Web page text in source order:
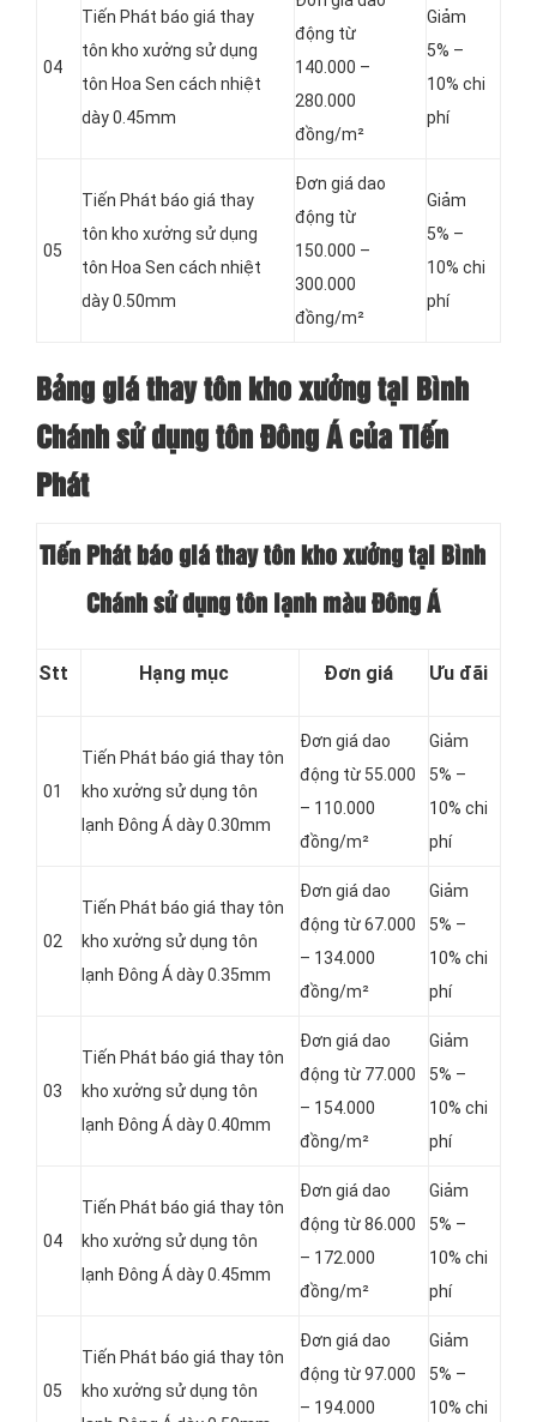
04
Tiến Phát báo giá thay
tôn kho xưởng sử dụng
tôn Hoa Sen cách nhiệt
dày 0.45mm
động từ
140.000 –
280.000
đồng/m²
Giảm
5% –
10% chi
phí
05
Tiến Phát báo giá thay
tôn kho xưởng sử dụng
tôn Hoa Sen cách nhiệt
dày 0.50mm
Đơn giá dao
động từ
150.000 –
300.000
đồng/m²
Giảm
5% –
10% chi
phí
Bảng giá thay tôn kho xưởng tại Bình
Chánh sử dụng tôn Đông Á của Tiến
Phát
Tiến Phát báo giá thay tôn kho xưởng tại Bình
Chánh sử dụng tôn lạnh màu Đông Á
Stt Hạng mục Đơn giá Ưu đãi
01
Tiến Phát báo giá thay tôn
kho xưởng sử dụng tôn
lạnh Đông Á dày 0.30mm
Đơn giá dao
động từ 55.000
– 110.000
đồng/m²
Giảm
5% –
10% chi
phí
02
Tiến Phát báo giá thay tôn
kho xưởng sử dụng tôn
lạnh Đông Á dày 0.35mm
Đơn giá dao
động từ 67.000
– 134.000
đồng/m²
Giảm
5% –
10% chi
phí
03
Tiến Phát báo giá thay tôn
kho xưởng sử dụng tôn
lạnh Đông Á dày 0.40mm
Đơn giá dao
động từ 77.000
– 154.000
đồng/m²
Giảm
5% –
10% chi
phí
04
Tiến Phát báo giá thay tôn
kho xưởng sử dụng tôn
lạnh Đông Á dày 0.45mm
Đơn giá dao
động từ 86.000
– 172.000
đồng/m²
Giảm
5% –
10% chi
phí
05
Tiến Phát báo giá thay tôn
kho xưởng sử dụng tôn
Đơn giá dao
động từ 97.000
– 194.000
Giảm
5% –
10% chi